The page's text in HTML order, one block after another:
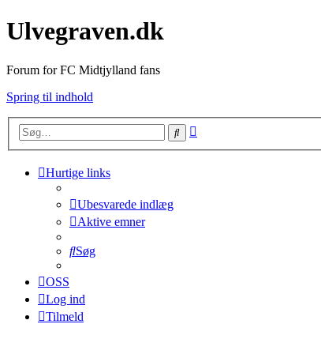
Ulvegraven.dk
Forum for FC Midtjylland fans
Spring til indhold
Søg
Hurtige links
Ubesvarede indlæg
Aktive emner
Søg
OSS
Log ind
Tilmeld